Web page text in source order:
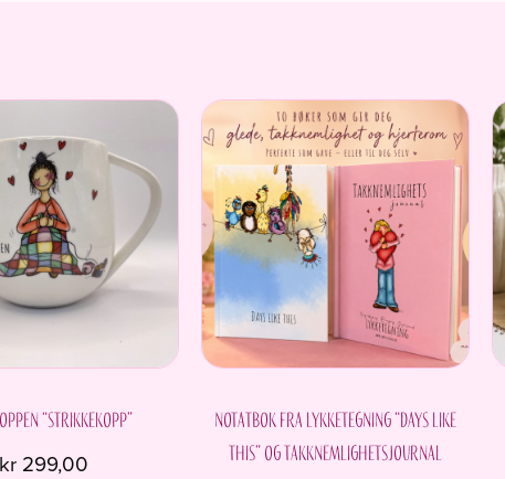
“Strikkekopp”
kr 299,00
Notatbok fra Lykketegning “Days like
this” og Takknemlighetsjournal